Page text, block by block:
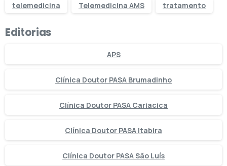
telemedicina Telemedicina AMS tratamento
Editorias
APS
Clínica Doutor PASA Brumadinho
Clínica Doutor PASA Cariacica
Clínica Doutor PASA Itabira
Clínica Doutor PASA São Luís